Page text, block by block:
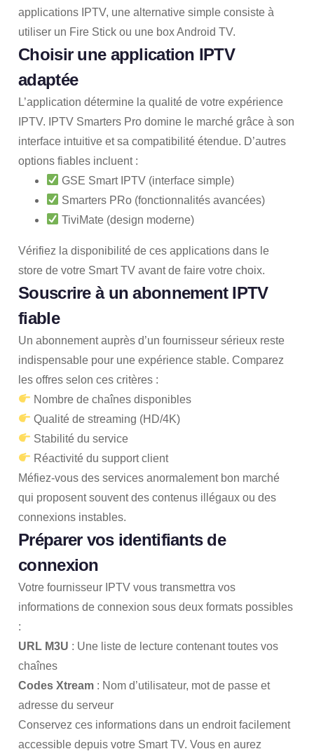
applications IPTV, une alternative simple consiste à
utiliser un Fire Stick ou une box Android TV.
Choisir une application IPTV
adaptée
L’application détermine la qualité de votre expérience
IPTV. IPTV Smarters Pro domine le marché grâce à son
interface intuitive et sa compatibilité étendue. D’autres
options fiables incluent :
GSE Smart IPTV (interface simple)
Smarters PRo (fonctionnalités avancées)
TiviMate (design moderne)
Vérifiez la disponibilité de ces applications dans le
store de votre Smart TV avant de faire votre choix.
Souscrire à un abonnement IPTV
fiable
Un abonnement auprès d’un fournisseur sérieux reste
indispensable pour une expérience stable. Comparez
les offres selon ces critères :
Nombre de chaînes disponibles
Qualité de streaming (HD/4K)
Stabilité du service
Réactivité du support client
Méfiez-vous des services anormalement bon marché
qui proposent souvent des contenus illégaux ou des
connexions instables.
Préparer vos identifiants de
connexion
Votre fournisseur IPTV vous transmettra vos
informations de connexion sous deux formats possibles
:
URL M3U : Une liste de lecture contenant toutes vos
chaînes
Codes Xtream : Nom d’utilisateur, mot de passe et
adresse du serveur
Conservez ces informations dans un endroit facilement
accessible depuis votre Smart TV. Vous en aurez